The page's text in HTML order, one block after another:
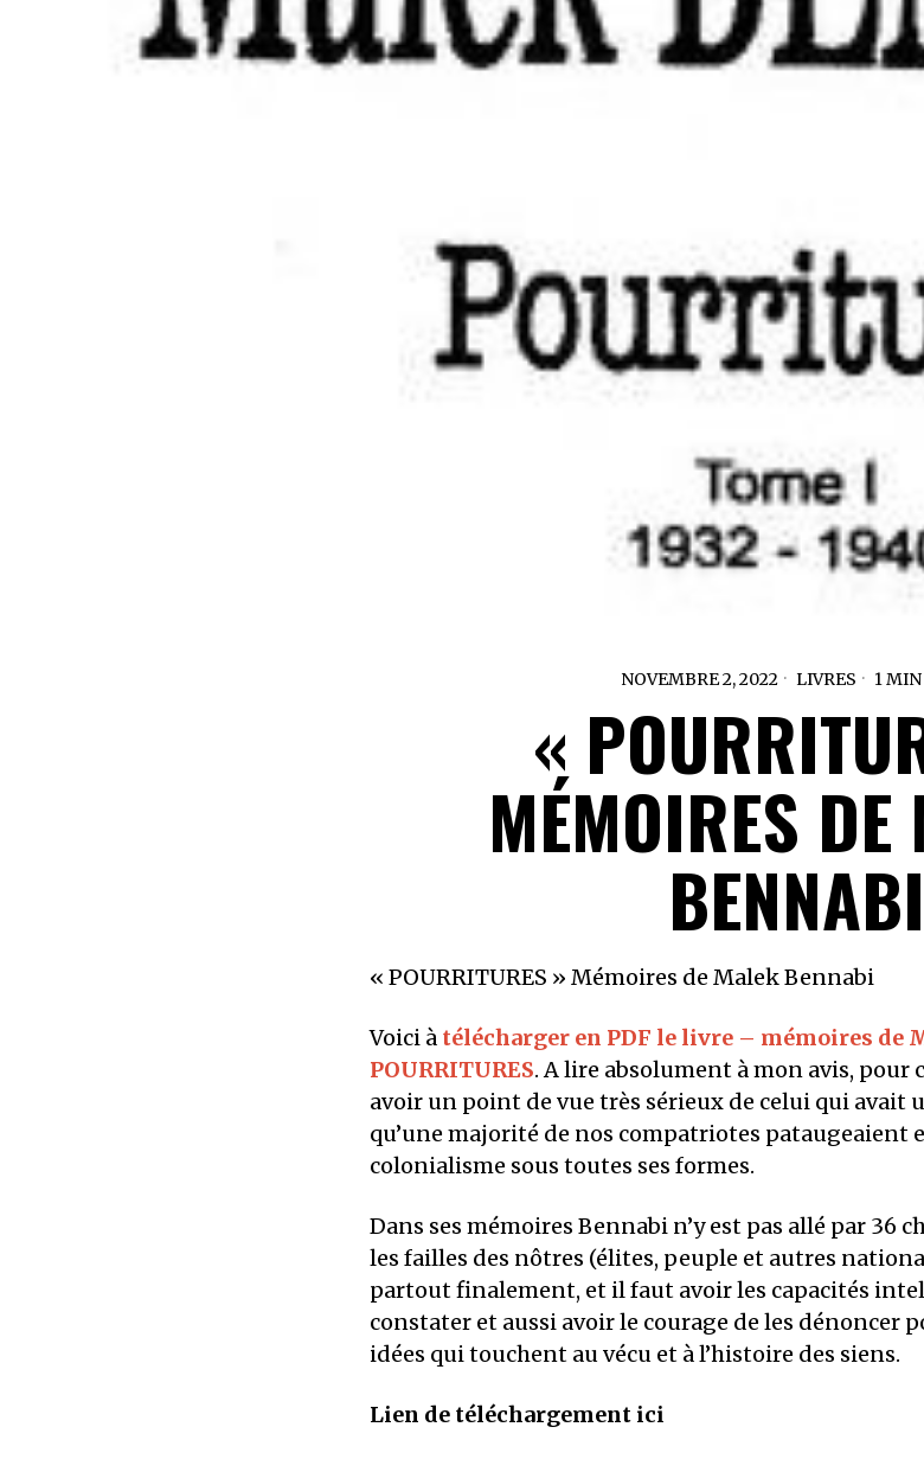
NOVEMBRE 2, 2022 LIVRES 1
«
MÉMOIRES DE
BENNABI
« POURRITURES » Mémoires de Malek Bennabi
Voici à télécharger en PDF le livre – mémoires de
POURRITURES. A lire absolument à mon avis, pour
avoir un point de vue très sérieux de celui qui avait
qu’une majorité de nos compatriotes pataugeaient
colonialisme sous toutes ses formes.
Dans ses mémoires Bennabi n’y est pas allé par 36
les failles des nôtres (élites, peuple et autres
partout finalement, et il faut avoir les capacités
constater et aussi avoir le courage de les dénoncer
idées qui touchent au vécu et à l’histoire des siens.
Lien de téléchargement ici